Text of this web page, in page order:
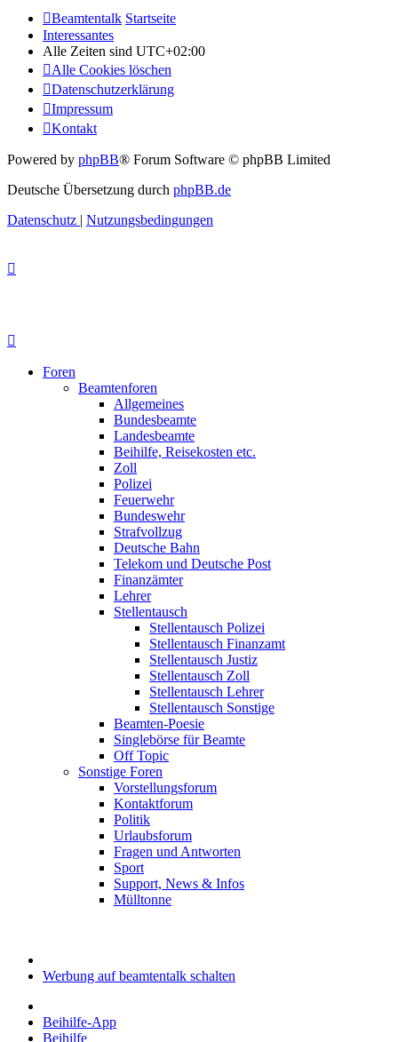
Beamtentalk Startseite
Interessantes
Alle Zeiten sind UTC+02:00
Alle Cookies löschen
Datenschutzerklärung
Impressum
Kontakt
Powered by phpBB® Forum Software © phpBB Limited
Deutsche Übersetzung durch phpBB.de
Datenschutz | Nutzungsbedingungen
Foren
Beamtenforen
Allgemeines
Bundesbeamte
Landesbeamte
Beihilfe, Reisekosten etc.
Zoll
Polizei
Feuerwehr
Bundeswehr
Strafvollzug
Deutsche Bahn
Telekom und Deutsche Post
Finanzämter
Lehrer
Stellentausch
Stellentausch Polizei
Stellentausch Finanzamt
Stellentausch Justiz
Stellentausch Zoll
Stellentausch Lehrer
Stellentausch Sonstige
Beamten-Poesie
Singlebörse für Beamte
Off Topic
Sonstige Foren
Vorstellungsforum
Kontaktforum
Politik
Urlaubsforum
Fragen und Antworten
Sport
Support, News & Infos
Mülltonne
Werbung auf beamtentalk schalten
Beihilfe-App
Beihilfe